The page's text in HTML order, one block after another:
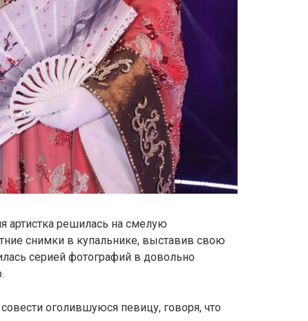
артистка решилась на смелую
снимки в купальнике, выставив свою
серией фотографий в довольно
оголившуюся певицу, говоря, что